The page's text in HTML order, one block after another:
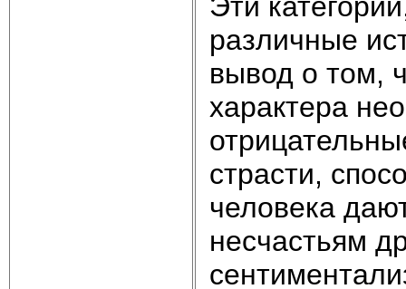
различные
вывод о том,
характера
страсти,
человека
несчастьям